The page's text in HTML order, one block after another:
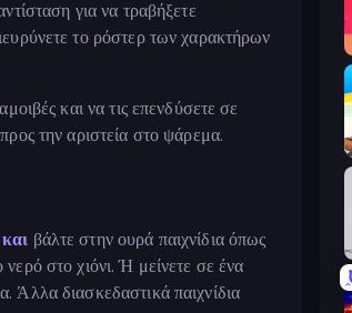
για να τραβήξετε
το ρόστερ των χαρακτήρων
και να τις επενδύσετε σε
την αριστεία στο ψάρεμα.
βάλτε στην ουρά παιχνίδια όπως
στο χιόνι. Ή μείνετε σε ένα
Άλλα διασκεδαστικά παιχνίδια